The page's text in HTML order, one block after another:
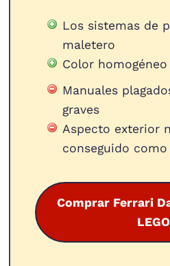
Los sistemas de
maletero
Color
Manuales
graves
Aspecto exterior
conseguido como
Comprar Ferrari
LEGO